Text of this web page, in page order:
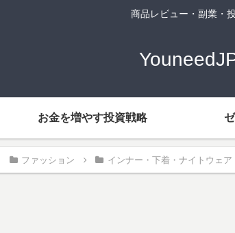
商品レビュー・副業・
お金を増やす投資戦略
ファッション インナー・下着・ナイトウェア